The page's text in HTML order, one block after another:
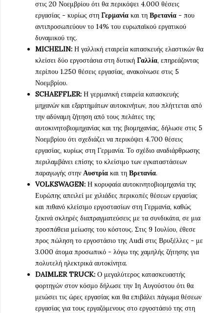
στις 20 Νοεμβρίου ότι θα περικόψει 4.000 θέσεις
εργασίας - κυρίως στη Γερμανία και τη Βρετανία - που
αντιπροσωπεύουν το 14% του ευρωπαϊκού εργατικού
δυναμικού της.
MICHELIN: Η γαλλική εταιρεία κατασκευής ελαστικών θα
κλείσει δύο εργοστάσια στη δυτική Γαλλία, επηρεάζοντας
περίπου 1.250 θέσεις εργασίας, ανακοίνωσε στις 5
Νοεμβρίου.
SCHAEFFLER: Η γερμανική εταιρεία κατασκευής
μηχανών και εξαρτημάτων αυτοκινήτων, που πλήττεται από
την αδύναμη ζήτηση από τους πελάτες της
αυτοκινητοβιομηχανίας και της βιομηχανίας, δήλωσε στις 5
Νοεμβρίου ότι σχεδιάζει να περικόψει 4.700 θέσεις
εργασίας, κυρίως στη Γερμανία. Το σχέδιο αναδιάρθρωσης
περιλαμβάνει επίσης το κλείσιμο των εγκαταστάσεων
παραγωγής στην Αυστρία και τη Βρετανία.
VOLKSWAGEN: Η κορυφαία αυτοκινητοβιομηχανία της
Ευρώπης απειλεί με χιλιάδες περικοπές θέσεων εργασίας
και πιθανό κλείσιμο εργοστασίων στη Γερμανία, καθώς
ξεκινά σκληρές διαπραγματεύσεις με τα συνδικάτα, σε μια
προσπάθεια μείωσης του κόστους. Στις 9 Ιουλίου, έθεσε
προς πώληση το εργοστάσιο της Audi στις Βρυξέλλες - με
3.000 άτομα προσωπικό - λόγω της χαμηλής ζήτησης για
πολυτελή ηλεκτρικά αυτοκίνητα.
DAIMLER TRUCK: Ο μεγαλύτερος κατασκευαστής
φορτηγών στον κόσμο δήλωσε την 1η Αυγούστου ότι θα
μειώσει τις ώρες εργασίας και θα επιβάλει πάγωμα θέσεων
εργασίας για τους εργαζόμενους στο εργοστάσιό της στη